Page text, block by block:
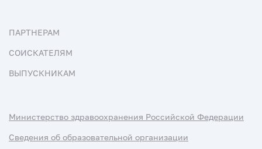
ПАРТНЕРАМ
СОИСКАТЕЛЯМ
ВЫПУСКНИКАМ
Министерство здравоохранения Российской Федерации
Сведения об образовательной организации